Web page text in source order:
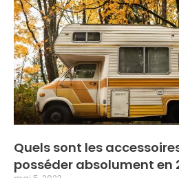
Quels sont les
posséder absolument en